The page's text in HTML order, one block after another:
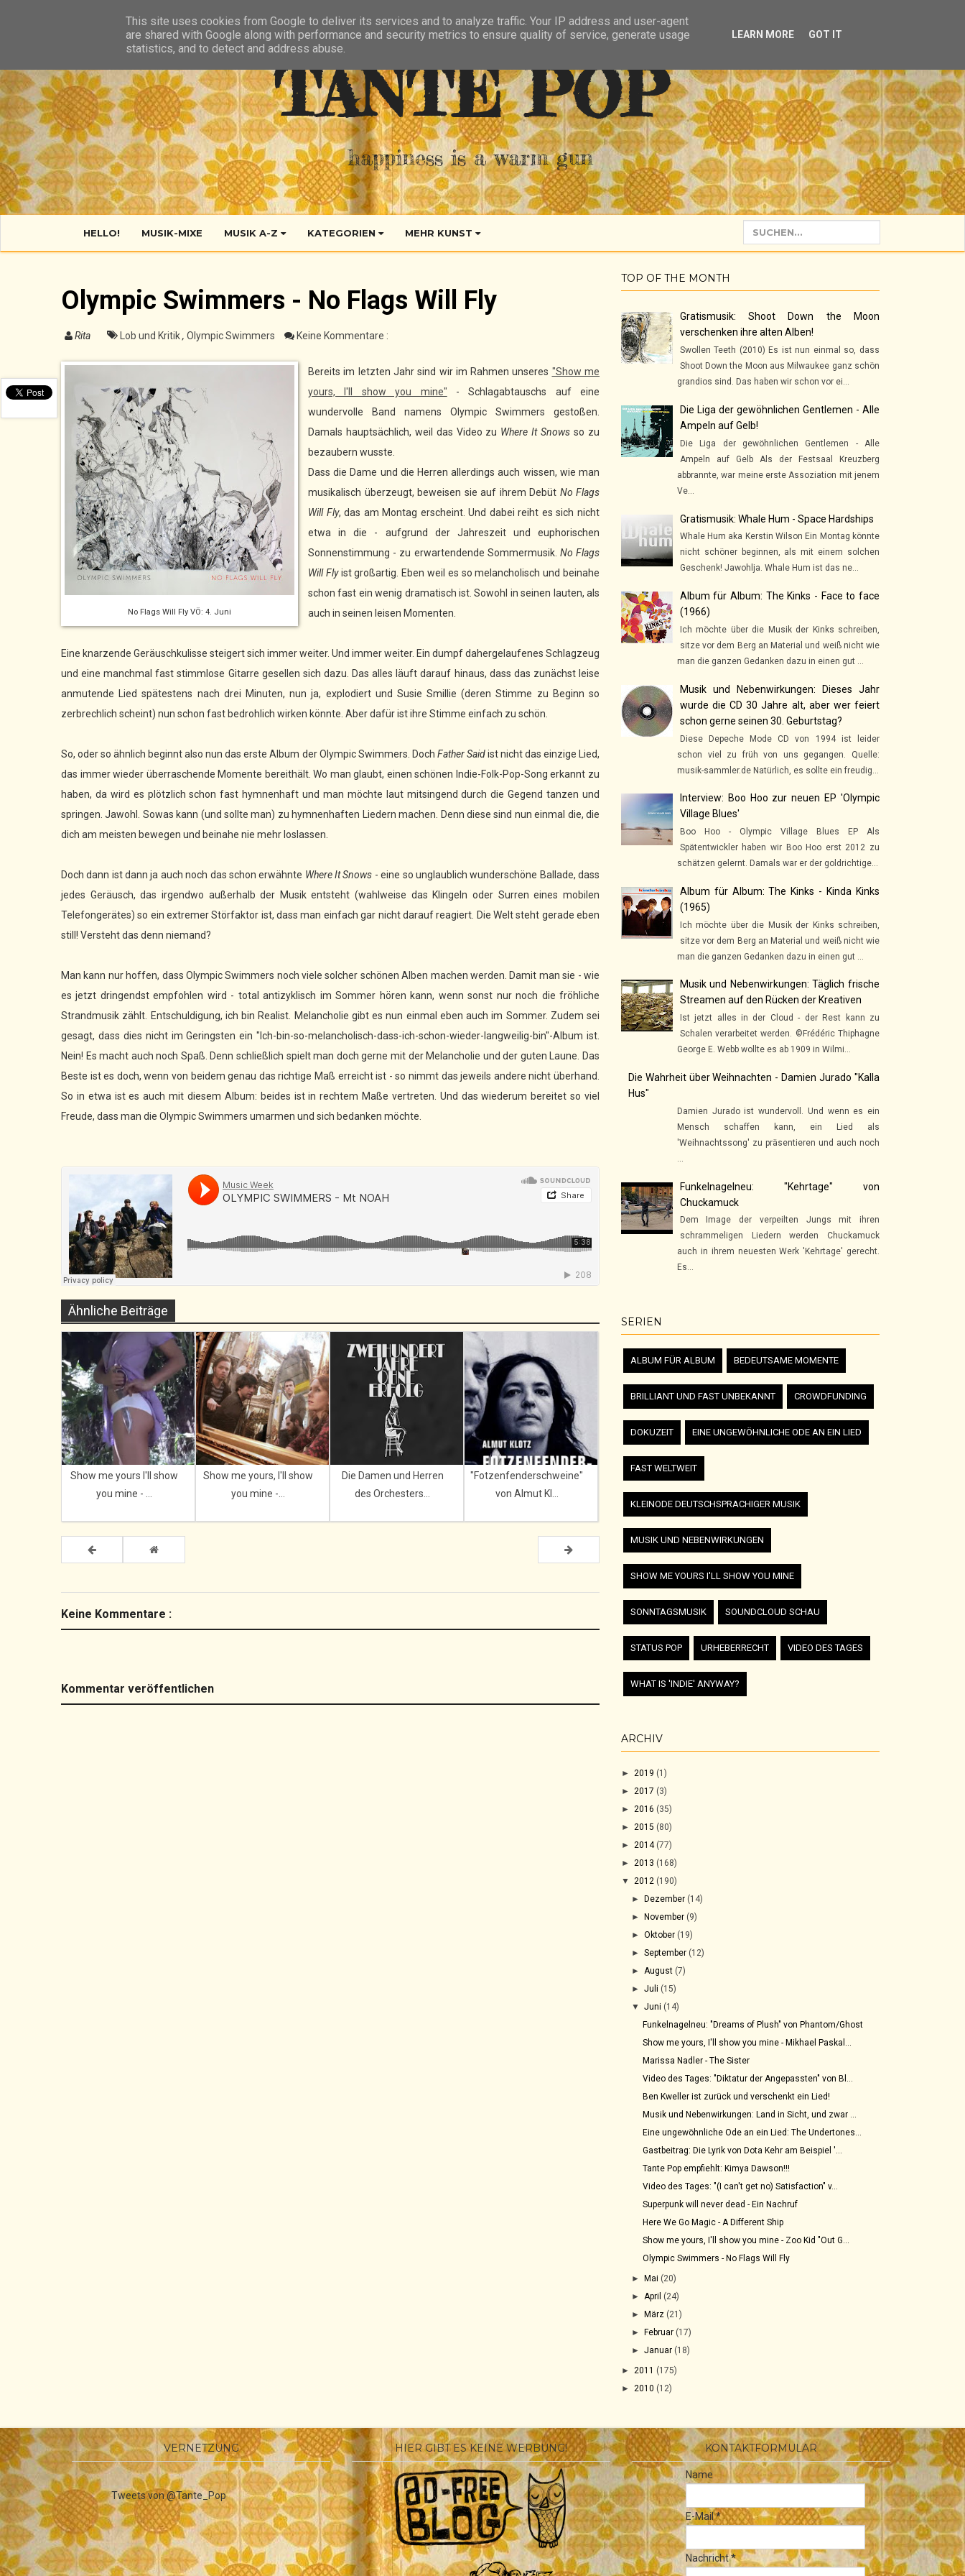
TANTE POP
happiness is a warm gun
HELLO! MUSIK-MIXE MUSIK A-Z KATEGORIEN MEHR KUNST
Olympic Swimmers - No Flags Will Fly
Rita Lob und Kritik, Olympic Swimmers Keine Kommentare :
No Flags Will Fly VÖ: 4. Juni
Bereits im letzten Jahr sind wir im Rahmen unseres "Show me
yours, I'll show you mine" - Schlagabtauschs auf eine
wundervolle Band namens Olympic Swimmers gestoßen.
Damals hauptsächlich, weil das Video zu Where It Snowsso zu
bezaubern wusste.
Dass die Dame und die Herren allerdings auch wissen, wie man
musikalisch überzeugt, beweisen sie auf ihrem Debüt No Flags
Will Fly, das am Montag erscheint. Und dabei reiht es sich nicht
etwa in die - aufgrund der Jahreszeit und euphorischen
Sonnenstimmung - zu erwartendende Sommermusik. No Flags
Will Flyist großartig. Eben weil es so melancholisch und beinahe
schon fast ein wenig dramatisch ist. Sowohl in seinen lauten, als
auch in seinen leisen Momenten.
Eine knarzende Geräuschkulisse steigert sich immer weiter. Und immer weiter. Ein dumpf dahergelaufenes Schlagzeug
und eine manchmal fast stimmlose Gitarre gesellen sich dazu. Das alles läuft darauf hinaus, dass das zunächst leise
anmutende Lied spätestens nach drei Minuten, nun ja, explodiert und Susie Smillie (deren Stimme zu Beginn so
zerbrechlich scheint) nun schon fast bedrohlich wirken könnte. Aber dafür ist ihre Stimme einfach zu schön.
So, oder so ähnlich beginnt also nun das erste Album der Olympic Swimmers. Doch Father Saidist nicht das einzige Lied,
das immer wieder überraschende Momente bereithält. Wo man glaubt, einen schönen Indie-Folk-Pop-Song erkannt zu
haben, da wird es plötzlich schon fast hymnenhaft und man möchte laut mitsingend durch die Gegend tanzen und
springen. Jawohl. Sowas kann (und sollte man) zu hymnenhaften Liedern machen. Denn diese sind nun einmal die, die
dich am meisten bewegen und beinahe nie mehr loslassen.
Doch dann ist dann ja auch noch das schon erwähnte Where It Snows - eine so unglaublich wunderschöne Ballade, dass
jedes Geräusch, das irgendwo außerhalb der Musik entsteht (wahlweise das Klingeln oder Surren eines mobilen
Telefongerätes) so ein extremer Störfaktor ist, dass man einfach gar nicht darauf reagiert. Die Welt steht gerade eben
still! Versteht das denn niemand?
Man kann nur hoffen, dass Olympic Swimmers noch viele solcher schönen Alben machen werden. Damit man sie - wie
es jetzt dringendst empfohlen wird - total antizyklisch im Sommer hören kann, wenn sonst nur noch die fröhliche
Strandmusik zählt. Entschuldigung, ich bin Realist. Melancholie gibt es nun einmal eben auch im Sommer. Zudem sei
gesagt, dass dies nicht im Geringsten ein "Ich-bin-so-melancholisch-dass-ich-schon-wieder-langweilig-bin"-Album ist.
Nein! Es macht auch noch Spaß. Denn schließlich spielt man doch gerne mit der Melancholie und der guten Laune. Das
Beste ist es doch, wenn von beidem genau das richtige Maß erreicht ist - so nimmt das jeweils andere nicht überhand.
So in etwa ist es auch mit diesem Album: beides ist in rechtem Maße vertreten. Und das wiederum bereitet so viel
Freude, dass man die Olympic Swimmers umarmen und sich bedanken möchte.
Ähnliche Beiträge
Show me yours I'll show
you mine - ...
Show me yours, I'll show
you mine -...
Die Damen und Herren
des Orchesters...
"Fotzenfenderschweine"
von Almut Kl...
Keine Kommentare :
Kommentar veröffentlichen
TOP OF THE MONTH
Gratismusik: Shoot Down the Moon
verschenken ihre alten Alben!
Swollen Teeth (2010) Es ist nun einmal so, dass
Shoot Down the Moon aus Milwaukee ganz schön
grandios sind. Das haben wir schon vor ei...
Die Liga der gewöhnlichen Gentlemen - Alle
Ampeln auf Gelb!
Die Liga der gewöhnlichen Gentlemen - Alle
Ampeln auf Gelb Als der Festsaal Kreuzberg
abbrannte, war meine erste Assoziation mit jenem
Ve...
Gratismusik: Whale Hum - Space Hardships
Whale Hum aka Kerstin Wilson Ein Montag könnte
nicht schöner beginnen, als mit einem solchen
Geschenk! Jawohlja. Whale Hum ist das ne...
Album für Album: The Kinks - Face to face
(1966)
Ich möchte über die Musik der Kinks schreiben,
sitze vor dem Berg an Material und weiß nicht wie
man die ganzen Gedanken dazu in einen gut ...
Musik und Nebenwirkungen: Dieses Jahr
wurde die CD 30 Jahre alt, aber wer feiert
schon gerne seinen 30. Geburtstag?
Diese Depeche Mode CD von 1994 ist leider
schon viel zu früh von uns gegangen. Quelle:
musik-sammler.de Natürlich, es sollte ein freudig...
Interview: Boo Hoo zur neuen EP 'Olympic
Village Blues'
Boo Hoo - Olympic Village Blues EP Als
Spätentwickler haben wir Boo Hoo erst 2012 zu
schätzen gelernt. Damals war er der goldrichtige...
Album für Album: The Kinks - Kinda Kinks
(1965)
Ich möchte über die Musik der Kinks schreiben,
sitze vor dem Berg an Material und weiß nicht wie
man die ganzen Gedanken dazu in einen gut ...
Musik und Nebenwirkungen: Täglich frische
Streamen auf den Rücken der Kreativen
Ist jetzt alles in der Cloud - der Rest kann zu
Schalen verarbeitet werden. ©Frédéric Thiphagne
George E. Webb wollte es ab 1909 in Wilmi...
Die Wahrheit über Weihnachten - Damien Jurado "Kalla
Hus"
Damien Jurado ist wundervoll. Und wenn es ein
Mensch schaffen kann, ein Lied als
'Weihnachtssong' zu präsentieren und auch noch
...
Funkelnagelneu: "Kehrtage" von
Chuckamuck
Dem Image der verpeilten Jungs mit ihren
schrammeligen Liedern werden Chuckamuck
auch in ihrem neuesten Werk 'Kehrtage' gerecht.
Es...
SERIEN
ALBUM FÜR ALBUM BEDEUTSAME MOMENTE
BRILLIANT UND FAST UNBEKANNT CROWDFUNDING
DOKUZEIT EINE UNGEWÖHNLICHE ODE AN EIN LIED
FAST WELTWEIT
KLEINODE DEUTSCHSPRACHIGER MUSIK
MUSIK UND NEBENWIRKUNGEN
SHOW ME YOURS I'LL SHOW YOU MINE
SONNTAGSMUSIK SOUNDCLOUD SCHAU
STATUS POP URHEBERRECHT VIDEO DES TAGES
WHAT IS 'INDIE' ANYWAY?
ARCHIV
► 2019 (1)
► 2017 (3)
► 2016 (35)
► 2015 (80)
► 2014 (77)
► 2013 (168)
▼ 2012 (190)
►Dezember (14)
►November (9)
►Oktober (19)
►September (12)
► August (7)
►Juli (15)
▼Juni (14)
Funkelnagelneu: "Dreams of Plush" von Phantom/Ghost
Show me yours, I'll show you mine - Mikhael Paskal...
Marissa Nadler - The Sister
Video des Tages: "Diktatur der Angepassten" von Bl...
Ben Kweller ist zurück und verschenkt ein Lied!
Musik und Nebenwirkungen: Land in Sicht, und zwar ...
Eine ungewöhnliche Ode an ein Lied: The Undertones...
Gastbeitrag: Die Lyrik von Dota Kehr am Beispiel '...
Tante Pop empfiehlt: Kimya Dawson!!!
Video des Tages: "(I can't get no) Satisfaction" v...
Superpunk will never dead - Ein Nachruf
Here We Go Magic - A Different Ship
Show me yours, I'll show you mine - Zoo Kid "Out G...
Olympic Swimmers - No Flags Will Fly
►Mai (20)
► April (24)
►März (21)
►Februar (17)
►Januar (18)
► 2011 (175)
► 2010 (12)
VERNETZUNG
Tweets von @Tante_Pop
HIER GIBT ES KEINE WERBUNG! KONTAKTFORMULAR
Name
E-Mail*
Nachricht*
This site uses cookies from Google to deliver its services and to analyze traffic. Your IP address and user-agent
are shared with Google along with performance and security metrics to ensure quality of service, generate usage
statistics, and to detect and address abuse.
LEARN MORE GOT IT